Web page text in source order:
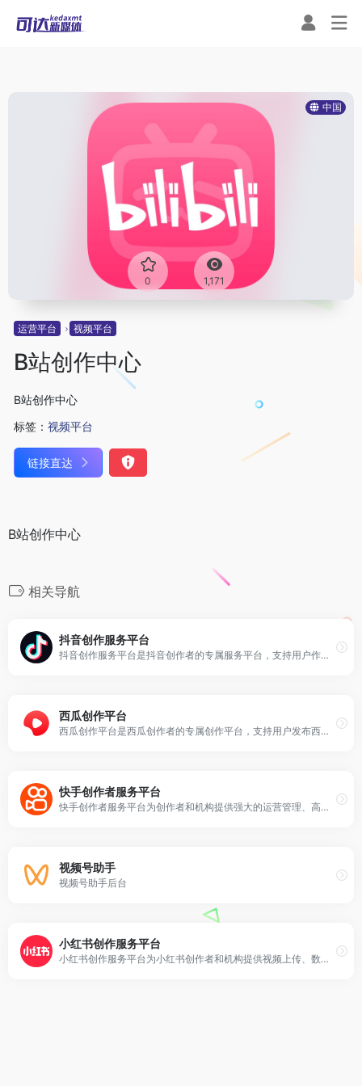
中国
0 1,171
运营平台 视频平台
B站创作中心
B站创作中心
标签： 视频平台
链接直达
B站创作中心
相关导航
抖音创作服务平台
抖音创作服务平台是抖音创作者的专属服务平台，支持用户作为创作者和管理机构两种登陆方式，并通过提供授权管理、内容管理、互动管理及数据管理等服务助力抖音用户高效运营！
西瓜创作平台
西瓜创作平台是西瓜创作者的专属创作平台，支持用户发布西瓜视频，并通过提供发布视频、内容管理、数据分析、评论管理、收益分析、创作激励、创作课程、消息管理等服务助力西瓜用户高效运营和创作！
快手创作者服务平台
快手创作者服务平台为创作者和机构提供强大的运营管理、高清视频上传、多维度数据分析、内容生产等辅助工具、依托平台丰富的资源提供热点趋势，更好的服务每个创作者。
视频号助手
视频号助手后台
小红书创作服务平台
小红书创作服务平台为小红书创作者和机构提供视频上传、数据分析、粉丝管理、创作指导等多项运营服务，助力用户解锁更多创作者专属功能，体验高效创作！